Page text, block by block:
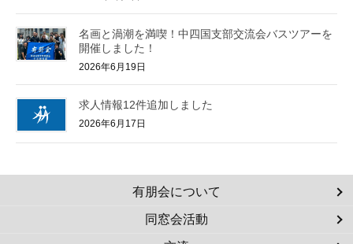
名画と渦潮を満喫！中四国支部交流会バスツアーを
開催しました！
2026年6月19日
求人情報12件追加しました
2026年6月17日
有朋会について
同窓会活動